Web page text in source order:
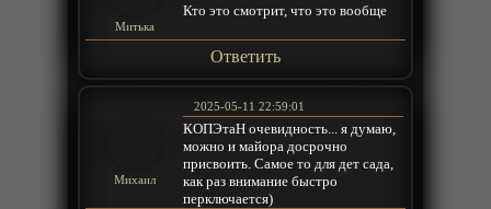
Митька
Кто это смотрит, что это вообще
Ответить
Михаил
2025-05-11 22:59:01
КОПЭтаН очевидность... я думаю,
можно и майора досрочно
присвоить. Самое то для дет сада,
как раз внимание быстро
перключается)